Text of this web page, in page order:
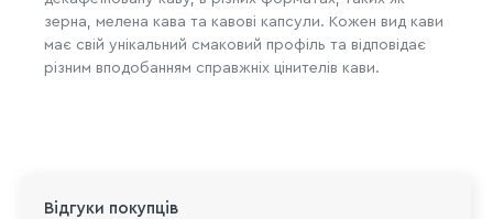
зерна, мелена кава та кавові капсули. Кожен вид кави
має свій унікальний смаковий профіль та відповідає
різним вподобанням справжніх цінителів кави.
Відгуки покупців